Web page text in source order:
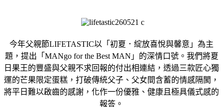
今年父親節LIFETASTIC以「初夏．綻放喜悅與馨意」為主
題，提出「MANgo for the Best MAN」的深情口號。我們將夏
日果王的豐盛與父親不求回報的付出相連結，透過三款匠心獨
運的芒果限定蛋糕，打破傳統父子、父女間含蓄的情感隔閡，
將平日難以啟齒的感謝，化作一份優雅、健康且極具儀式感的
報答。